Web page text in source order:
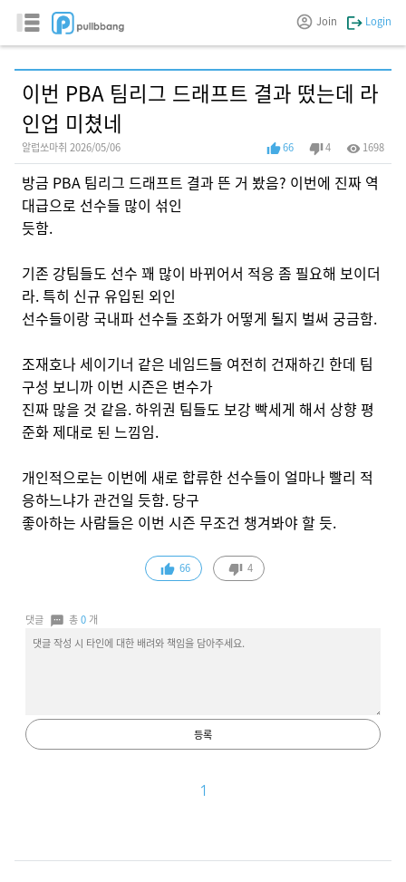
Join Login
이번 PBA 팀리그 드래프트 결과 떴는데 라
인업 미쳤네
알럽쏘마취 2026/05/06 66 4 1698
방금 PBA 팀리그 드래프트 결과 뜬 거 봤음? 이번에 진짜 역
대급으로 선수들 많이 섞인
듯함.
기존 강팀들도 선수 꽤 많이 바뀌어서 적응 좀 필요해 보이더
라. 특히 신규 유입된 외인
선수들이랑 국내파 선수들 조화가 어떻게 될지 벌써 궁금함.
조재호나 세이기너 같은 네임드들 여전히 건재하긴 한데 팀
구성 보니까 이번 시즌은 변수가
진짜 많을 것 같음. 하위권 팀들도 보강 빡세게 해서 상향 평
준화 제대로 된 느낌임.
개인적으로는 이번에 새로 합류한 선수들이 얼마나 빨리 적
응하느냐가 관건일 듯함. 당구
좋아하는 사람들은 이번 시즌 무조건 챙겨봐야 할 듯.
66 4
댓글 총0 개
등록
1